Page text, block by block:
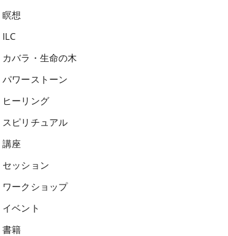
瞑想
ILC
カバラ・生命の木
パワーストーン
ヒーリング
スピリチュアル
講座
セッション
ワークショップ
イベント
書籍